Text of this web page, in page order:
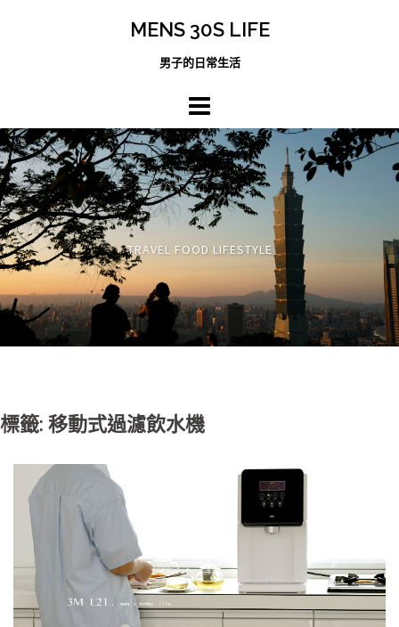
MENS 30S LIFE
男子的日常生活
TRAVEL FOOD LIFESTYLE
標籤: 移動式過濾飲水機